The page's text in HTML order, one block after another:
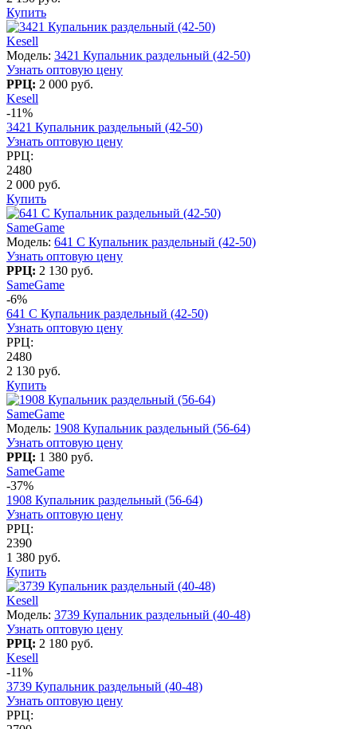
Купить
Kesell
Модель: 3421 Купальник раздельный (42-50)
Узнать оптовую цену
РРЦ: 2 000 руб.
Kesell
-11%
3421 Купальник раздельный (42-50)
Узнать оптовую цену
РРЦ:
2480
2 000 руб.
Купить
SameGame
Модель: 641 C Купальник раздельный (42-50)
Узнать оптовую цену
РРЦ: 2 130 руб.
SameGame
-6%
641 C Купальник раздельный (42-50)
Узнать оптовую цену
РРЦ:
2480
2 130 руб.
Купить
SameGame
Модель: 1908 Купальник раздельный (56-64)
Узнать оптовую цену
РРЦ: 1 380 руб.
SameGame
-37%
1908 Купальник раздельный (56-64)
Узнать оптовую цену
РРЦ:
2390
1 380 руб.
Купить
Kesell
Модель: 3739 Купальник раздельный (40-48)
Узнать оптовую цену
РРЦ: 2 180 руб.
Kesell
-11%
3739 Купальник раздельный (40-48)
Узнать оптовую цену
РРЦ: